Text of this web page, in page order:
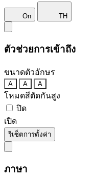
On TH
ตัวช่วยการเข้าถึง
ขนาดตัวอักษร
A A A
โหมดสีตัดกันสูง
ปิด
เปิด
รีเซ็ตการตั้งค่า
ภาษา